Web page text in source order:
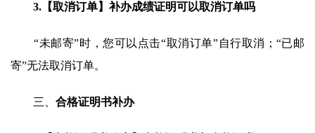
3.【取消订单】补办成绩证明可以取消订单吗
“未邮寄”时，您可以点击“取消订单”自行取消；“已邮
寄”无法取消订单。
三、 合格证明书补办